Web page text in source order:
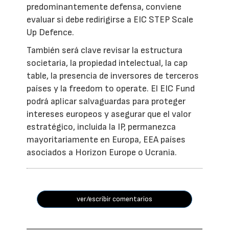
predominantemente defensa, conviene
evaluar si debe redirigirse a EIC STEP Scale
Up Defence.
También será clave revisar la estructura
societaria, la propiedad intelectual, la cap
table, la presencia de inversores de terceros
países y la freedom to operate. El EIC Fund
podrá aplicar salvaguardas para proteger
intereses europeos y asegurar que el valor
estratégico, incluida la IP, permanezca
mayoritariamente en Europa, EEA países
asociados a Horizon Europe o Ucrania.
ver/escribir comentarios